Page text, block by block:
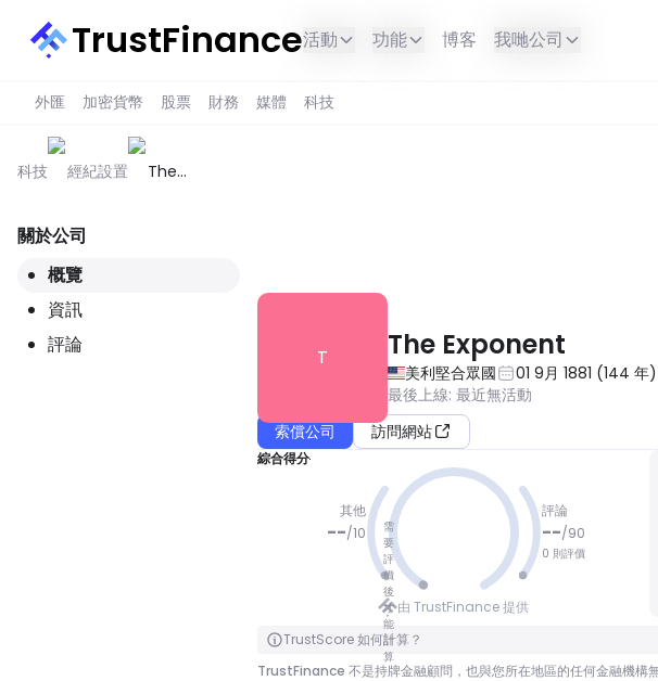
TrustFinance活動 功能 博客 我哋公司
外匯 加密貨幣 股票 財務 媒體 科技
科技 經紀設置
The
關於公司
概覽
資訊
評論
T The Exponent
美利堅合眾國 01 9月 1881 (144 年)
最後上線: 最近無活動
索償公司
訪問網站
綜合得分
其他
--/10
需
要
評
價
後
才
能
計
算
冇分數
點擊翻轉
評論
--/90
0 則評價
由 TrustFinance 提供
TrustScore 如何計算？
TrustFinance 不是持牌金融顧問，也與您所在地區的任何金融機構